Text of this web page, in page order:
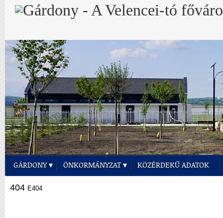
GÁRDONY ÖNKORMÁNYZAT KÖZÉRDEKŰ ADATOK
404 E404